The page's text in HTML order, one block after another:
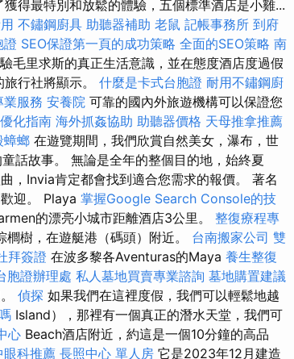
得最特別和放鬆的體驗，五個標準酒店是小雞...
不鏽鋼廚具 助聽器補助 老鼠 記帳事務所 到府
證 SEO保證第一頁的成功策略 全面的SEO策略 南
毛里求斯的真正生活意識，並在態度酒店度過假
行社將顯示。 什麼是卡式台胞證 耐用不鏽鋼廚
業服務 安養院 可靠的國內外旅遊機構可以保證您
化指南 海外抓姦協助 助聽器價格 天母推拿推薦
蟑螂 在遊覽期間，我們欣賞自然美女，瀑布，世
話故事。 無論是全年的整個目的地，始終夏
，Invia肯定都會找到適合您需求的報價。 著名
迎。 Playa 掌握Google Search Console的技
的漂亮小城市距離酒店3公里。 整復療程專
樹，在遊艇港（碼頭）附近。 台南搬家公司 雙
拜簽證 在波多黎各Aventuras的Maya 養生整復
胞證辦理處 私人墓地買賣專業諮詢 墓地購置建議
偵探 如果我們在這裡度假，我們可以輕鬆地越
Island），那裡有一個真正的潛水天堂，我們可
心 Beach酒店附近，約這是一個10分鐘的高品
眼科推薦 長照中心 單人房 它是2023年12月建造